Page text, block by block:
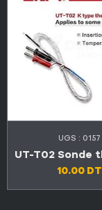
UGS : 0157
10.00 DT